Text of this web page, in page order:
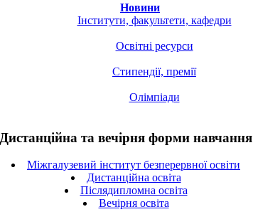
Новини
Інститути, факультети, кафедри
Освітні ресурси
Стипендії, премії
Олімпіади
Дистанційна та вечірня форми навчання
Міжгалузевий інститут безперервної освіти
Дистанційна освіта
Післядипломна освіта
Вечірня освіта